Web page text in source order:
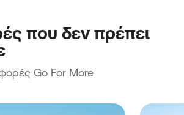
που δεν πρέπει
Go For More